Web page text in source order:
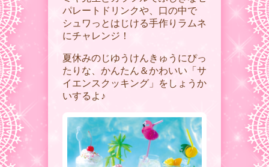
パレートドリンクや、口の中で
シュワっとはじける手作りラムネ
にチャレンジ！
夏休みのじゆうけんきゅうにぴっ
たりな、かんたん＆かわいい「サ
イエンスクッキング」をしょうか
いするよ♪